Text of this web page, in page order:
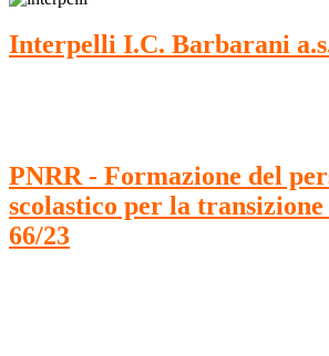
Interpelli I.C. Barbarani
PNRR - Formazione del
scolastico per la
66/23